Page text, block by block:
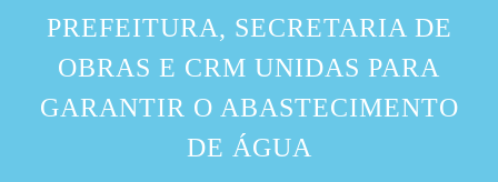
PREFEITURA, SECRETARIA DE
OBRAS E CRM UNIDAS PARA
GARANTIR O ABASTECIMENTO
DE ÁGUA